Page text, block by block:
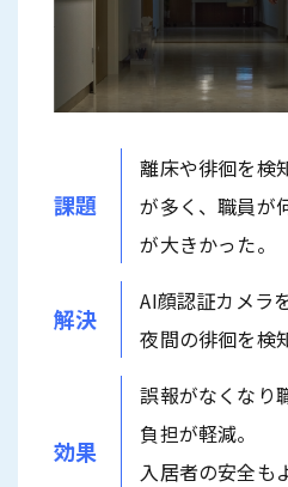
課題
離床や徘徊を検
が多く、職員が
が大きかった。
解決
AI顔認証カメラ
夜間の徘徊を検
効果
誤報がなくなり
負担が軽減。
入居者の安全も